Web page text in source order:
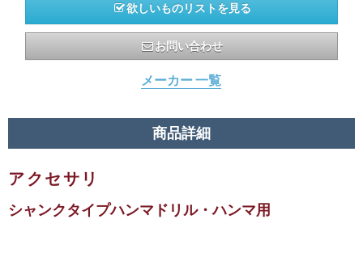
欲しいものリストを見る
お問い合わせ
メーカー 一覧
商品詳細
アクセサリ
シャンクタイプハンマドリル・ハンマ用